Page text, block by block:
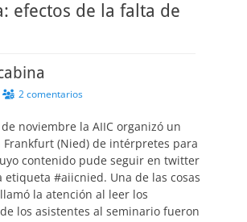
efectos de la falta de
2 comentarios
noviembre la AIIC organizó un
(Nied) de intérpretes para
contenido pude seguir en twitter
etiqueta #aiicnied. Una de las cosas
la atención al leer los
los asistentes al seminario fueron